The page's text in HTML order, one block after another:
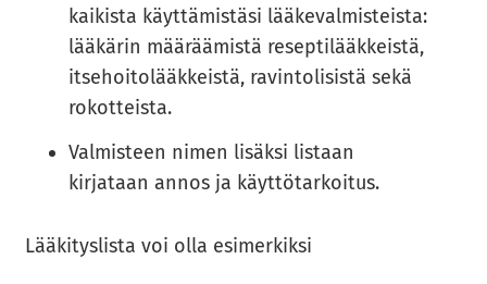
ve­
luun)
kaikista käyttämistäsi lääkevalmisteista:
lääkärin määräämistä reseptilääkkeistä,
itsehoitolääkkeistä, ravintolisistä sekä
rokotteista.
Valmisteen nimen lisäksi listaan
kirjataan annos ja käyttötarkoitus.
Lää­ki­tys­lis­ta voi olla esi­mer­kik­si